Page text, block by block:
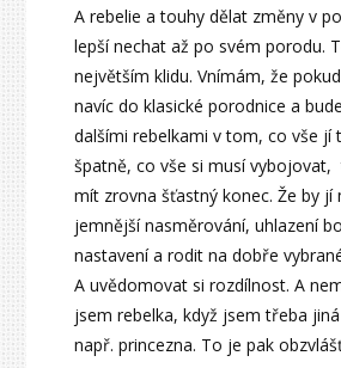
A rebelie a touhy dělat změny v
lepší nechat až po svém porodu.
největším klidu. Vnímám, že
navíc do klasické porodnice a
dalšími rebelkami v tom, co vše jí
špatně, co vše si musí
mít zrovna šťastný konec. Že by
jemnější nasměrování, uhlazení
nastavení a rodit na dobře
A uvědomovat si rozdílnost. A
jsem rebelka, když jsem třeba
např. princezna. To je pak